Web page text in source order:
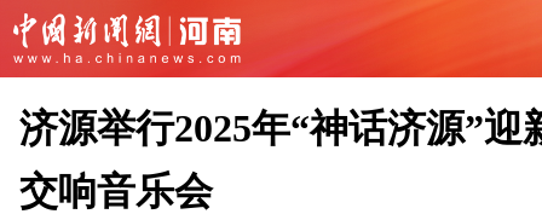
济源举行2025年“神话济源”迎
交响音乐会